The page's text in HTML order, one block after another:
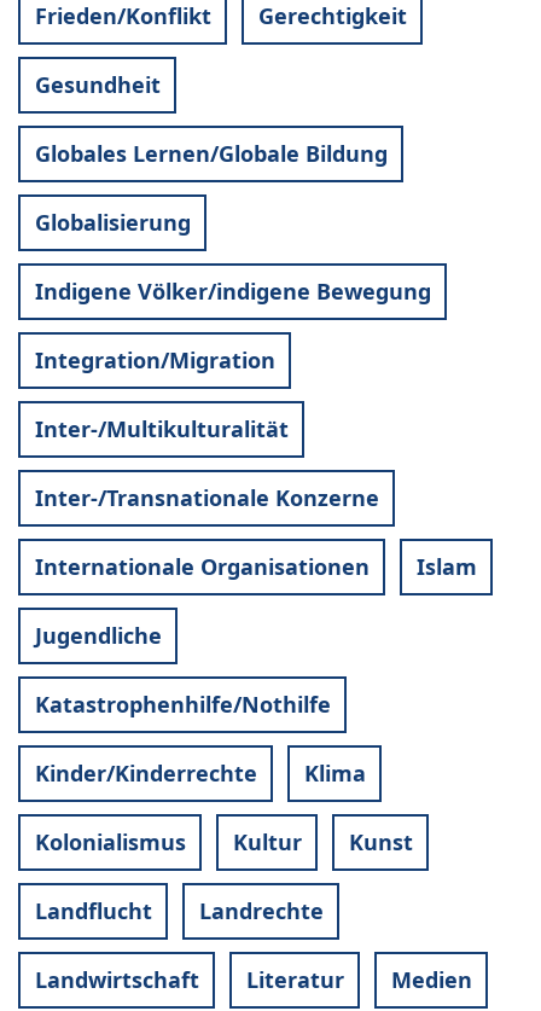
Frieden/Konflikt Gerechtigkeit
Gesundheit
Globales Lernen/Globale Bildung
Globalisierung
Indigene Völker/indigene Bewegung
Integration/Migration
Inter-/Multikulturalität
Inter-/Transnationale Konzerne
Internationale Organisationen Islam
Jugendliche
Katastrophenhilfe/Nothilfe
Kinder/Kinderrechte Klima
Kolonialismus Kultur Kunst
Landflucht Landrechte
Landwirtschaft Literatur Medien